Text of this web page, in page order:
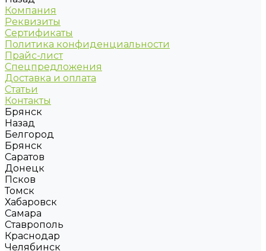
Компания
Реквизиты
Сертификаты
Политика конфиденциальности
Прайс-лист
Спецпредложения
Доставка и оплата
Статьи
Контакты
Брянск
Назад
Белгород
Брянск
Саратов
Донецк
Псков
Томск
Хабаровск
Самара
Ставрополь
Краснодар
Челябинск